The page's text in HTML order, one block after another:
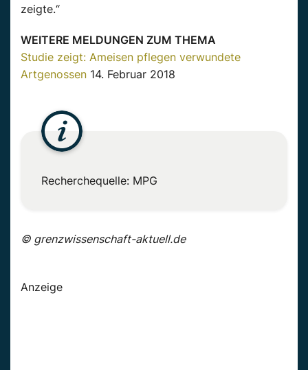
zeigte.“
WEITERE MELDUNGEN ZUM THEMA
Studie zeigt: Ameisen pflegen verwundete
Artgenossen 14. Februar 2018
Recherchequelle: MPG
© grenzwissenschaft-aktuell.de
Anzeige